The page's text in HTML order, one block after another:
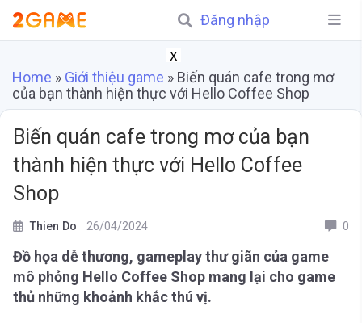
Đăng nhập
X
Home » Giới thiệu game » Biến quán cafe trong mơ
của bạn thành hiện thực với Hello Coffee Shop
Biến quán cafe trong mơ của bạn
thành hiện thực với Hello Coffee
Shop
Thien Do 26/04/2024 0
Đồ họa dễ thương, gameplay thư giãn của game
mô phỏng Hello Coffee Shop mang lại cho game
thủ những khoảnh khắc thú vị.